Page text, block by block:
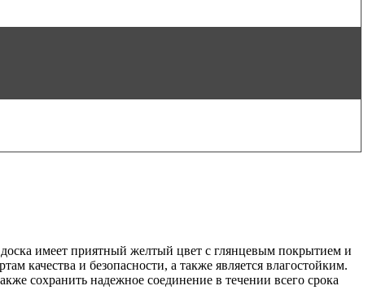
имеет приятный желтый цвет с глянцевым покрытием и
качества и безопасности, а также является влагостойким.
сохранить надежное соединение в течении всего срока